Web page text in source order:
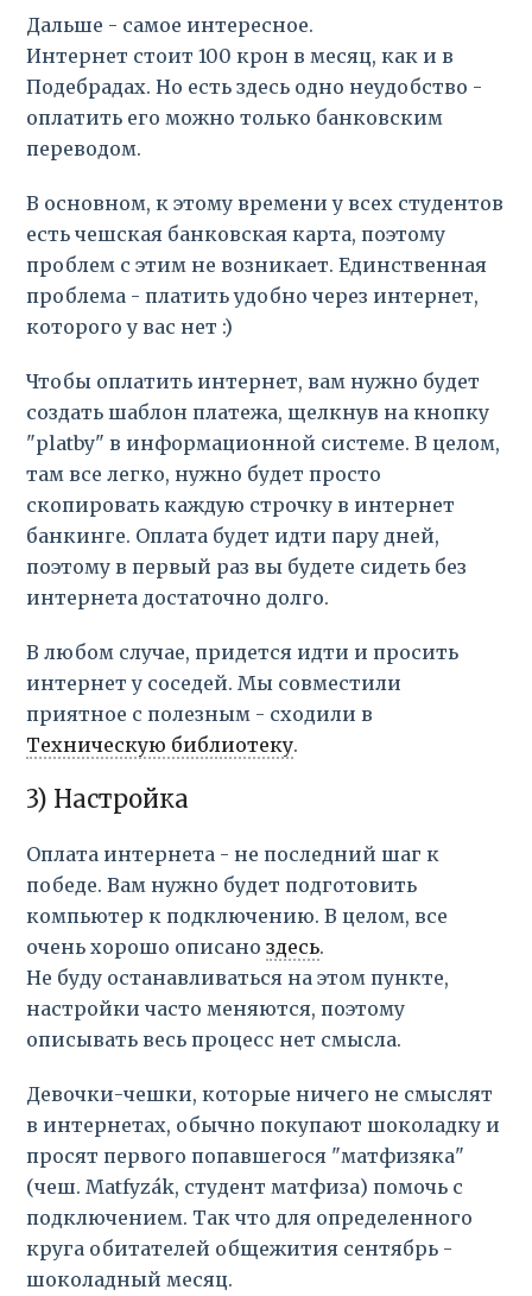
Дальше - самое интересное.
Интернет стоит 100 крон в месяц, как и в
Подебрадах. Но есть здесь одно неудобство -
оплатить его можно только банковским
переводом.
В основном, к этому времени у всех студентов
есть чешская банковская карта, поэтому
проблем с этим не возникает. Единственная
проблема - платить удобно через интернет,
которого у вас нет :)
Чтобы оплатить интернет, вам нужно будет
создать шаблон платежа, щелкнув на кнопку
"platby" в информационной системе. В целом,
там все легко, нужно будет просто
скопировать каждую строчку в интернет
банкинге. Оплата будет идти пару дней,
поэтому в первый раз вы будете сидеть без
интернета достаточно долго.
В любом случае, придется идти и просить
интернет у соседей. Мы совместили
приятное с полезным - сходили в
Техническую библиотеку.
3) Настройка
Оплата интернета - не последний шаг к
победе. Вам нужно будет подготовить
компьютер к подключению. В целом, все
очень хорошо описаноздесь.
Не буду останавливаться на этом пункте,
настройки часто меняются, поэтому
описывать весь процесс нет смысла.
Девочки-чешки, которые ничего не смыслят
в интернетах, обычно покупают шоколадку и
просят первого попавшегося "матфизяка"
(чеш. Matfyzák, студент матфиза) помочь с
подключением. Так что для определенного
круга обитателей общежития сентябрь -
шоколадный месяц.